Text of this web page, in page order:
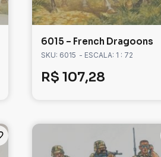
6015 – French Dragoons
SKU: 6015 - ESCALA: 1 : 72
R$ 107,28